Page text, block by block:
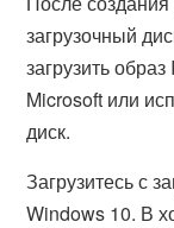
загрузочный
загрузить
Microsoft или
диск.
Загрузитесь с
Windows 10. В